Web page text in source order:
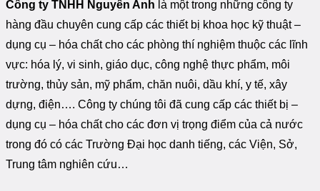
Công ty TNHH Nguyên Anh là một trong những công ty
hàng đầu chuyên cung cấp các thiết bị khoa học kỹ thuật –
dụng cụ – hóa chất cho các phòng thí nghiệm thuộc các lĩnh
vực: hóa lý, vi sinh, giáo dục, công nghệ thực phẩm, môi
trường, thủy sản, mỹ phẩm, chăn nuôi, dầu khí, y tế, xây
dựng, điện…. Công ty chúng tôi đã cung cấp các thiết bị –
dụng cụ – hóa chất cho các đơn vị trọng điểm của cả nước
trong đó có các Trường Đại học danh tiếng, các Viện, Sở,
Trung tâm nghiên cứu…